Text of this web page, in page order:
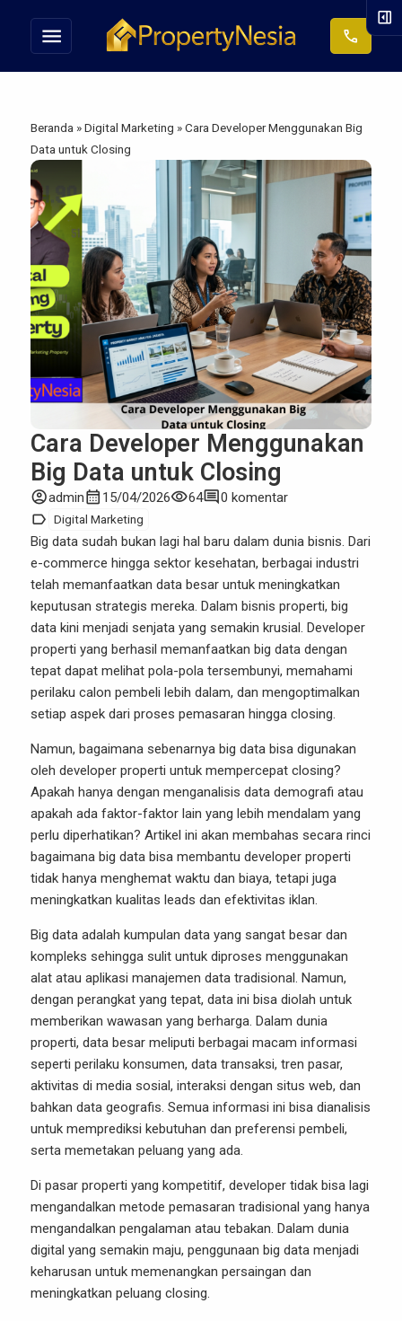
menu call
Beranda »Digital Marketing »Cara Developer Menggunakan Big
Data untuk Closing
Cara Developer Menggunakan
Big Data untuk Closing
account_circleadmincalendar_month 15/04/2026visibility64comment0 komentar
label Digital Marketing
Big data sudah bukan lagi hal baru dalam dunia bisnis. Dari
e-commerce hingga sektor kesehatan, berbagai industri
telah memanfaatkan data besar untuk meningkatkan
keputusan strategis mereka. Dalam bisnis properti, big
data kini menjadi senjata yang semakin krusial. Developer
properti yang berhasil memanfaatkan big data dengan
tepat dapat melihat pola-pola tersembunyi, memahami
perilaku calon pembeli lebih dalam, dan mengoptimalkan
setiap aspek dari proses pemasaran hingga closing.
Namun, bagaimana sebenarnya big data bisa digunakan
oleh developer properti untuk mempercepat closing?
Apakah hanya dengan menganalisis data demografi atau
apakah ada faktor-faktor lain yang lebih mendalam yang
perlu diperhatikan? Artikel ini akan membahas secara rinci
bagaimana big data bisa membantu developer properti
tidak hanya menghemat waktu dan biaya, tetapi juga
meningkatkan kualitas leads dan efektivitas iklan.
Big data adalah kumpulan data yang sangat besar dan
kompleks sehingga sulit untuk diproses menggunakan
alat atau aplikasi manajemen data tradisional. Namun,
dengan perangkat yang tepat, data ini bisa diolah untuk
memberikan wawasan yang berharga. Dalam dunia
properti, data besar meliputi berbagai macam informasi
seperti perilaku konsumen, data transaksi, tren pasar,
aktivitas di media sosial, interaksi dengan situs web, dan
bahkan data geografis. Semua informasi ini bisa dianalisis
untuk memprediksi kebutuhan dan preferensi pembeli,
serta memetakan peluang yang ada.
Di pasar properti yang kompetitif, developer tidak bisa lagi
mengandalkan metode pemasaran tradisional yang hanya
mengandalkan pengalaman atau tebakan. Dalam dunia
digital yang semakin maju, penggunaan big data menjadi
keharusan untuk memenangkan persaingan dan
meningkatkan peluang closing.
right_panel_open